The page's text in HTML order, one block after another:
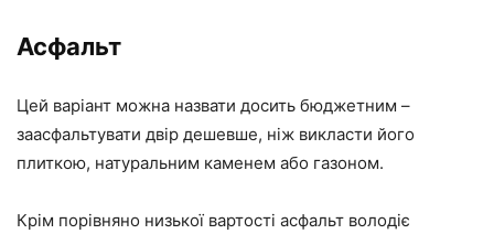
Асфальт
Цей варіант можна назвати досить бюджетним –
заасфальтувати двір дешевше, ніж викласти його
плиткою, натуральним каменем або газоном.
Крім порівняно низької вартості асфальт володіє